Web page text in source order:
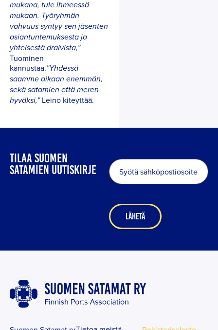
mukana, tule ihmeessä
mukaan. Työryhmän
vahvuus syntyy sen jäsenten
asiantuntemuksesta ja
yhteisestä draivista,”
Tuominen
kannustaa.”Yhdessä
saamme aikaan enemmän,
sekä satamien että meren
hyväksi,”Leino kiteyttää.
TILAA SUOMEN
SATAMIEN UUTISKIRJE
Sähköposti*